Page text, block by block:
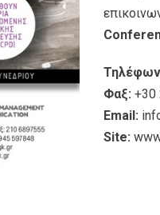
Φαξ: +30
Email:
Site: